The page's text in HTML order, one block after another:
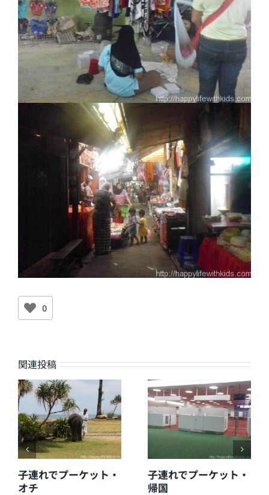
0
関連投稿
子連れでプーケット・
オチ
子連れでプーケット・
帰国